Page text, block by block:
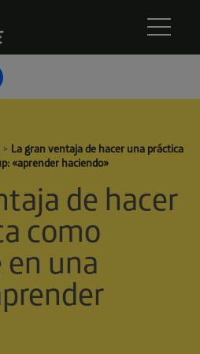
> La gran ventaja de hacer una práctica
«aprender haciendo»
de hacer
como
una